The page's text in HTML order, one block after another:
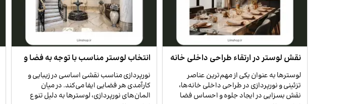
نقش لوستر در ارتقاء طراحی داخلی خانه
لوسترها به عنوان یکی از مهم‌ترین عناصر
تزئینی و نورپردازی در طراحی داخلی خانه‌ها،
نقش بسزایی در ایجاد جلوه و احساس فضا
انتخاب لوستر مناسب با توجه به فضا و
دکوراسیون
نورپردازی مناسب نقشی اساسی در زیبایی و
کارآمدی هر فضایی ایفا می‌کند. در میان
المان‌های نورپردازی، لوسترها به دلیل تنوع